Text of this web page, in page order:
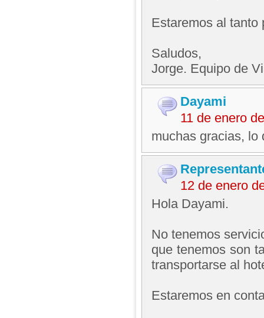
Estaremos al tanto
Saludos,
Jorge. Equipo de
Dayami
11 de enero
muchas gracias, lo
12 de enero
Hola Dayami.
No tenemos
que tenemos son
transportarse al
Estaremos en